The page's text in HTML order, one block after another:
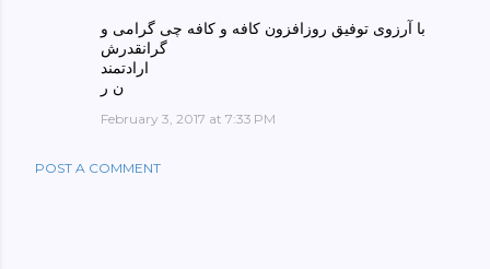
با آرزوی توفیق روزافزون کافه و کافه چی گرامی و
گرانقدرش
ارادتمند
ن ر
February 3, 2017 at 7:33 PM
POST A COMMENT